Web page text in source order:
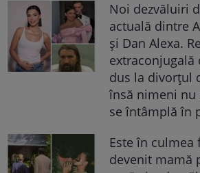
Noi dezvăluiri
actuală dintre
și Dan Alexa.
extraconjugală
dus la divorțul
însă nimeni nu
se întâmplă în
Este în culmea
devenit mamă